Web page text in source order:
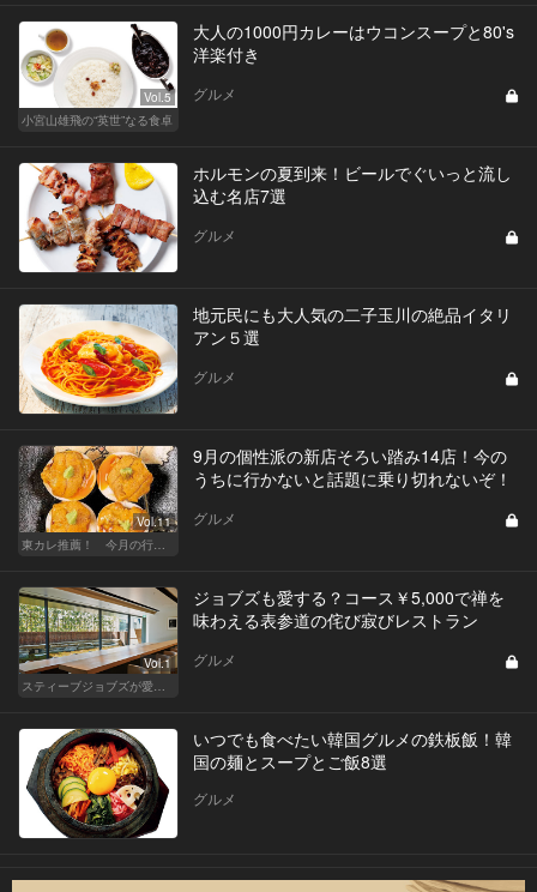
Vol.5
小宮山雄飛の“英世”なる食卓
大人の1000円カレーはウコンスープと80's
洋楽付き
グルメ
ホルモンの夏到来！ビールでぐいっと流し
込む名店7選
グルメ
地元民にも大人気の二子玉川の絶品イタリ
アン５選
グルメ
Vol.11
東カレ推薦！ 今月の行くべき店
9月の個性派の新店そろい踏み14店！今の
うちに行かないと話題に乗り切れないぞ！
グルメ
Vol.1
スティーブジョブズが愛したであろう、禅を感じるレストラン
ジョブズも愛する？コース￥5,000で禅を
味わえる表参道の侘び寂びレストラン
グルメ
いつでも食べたい韓国グルメの鉄板飯！韓
国の麺とスープとご飯8選
グルメ